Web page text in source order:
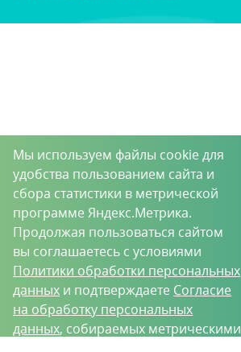
Мы используем файлы cookie для
удобства пользованием сайта и
сбора статистики в метрической
программе Яндекс.Метрика.
Продолжая пользоваться сайтом
вы соглашаетесь с условиями
Политики обработки персональных
данных и подтверждаете Согласие
на обработку персональных
данных, собираемых метрическими